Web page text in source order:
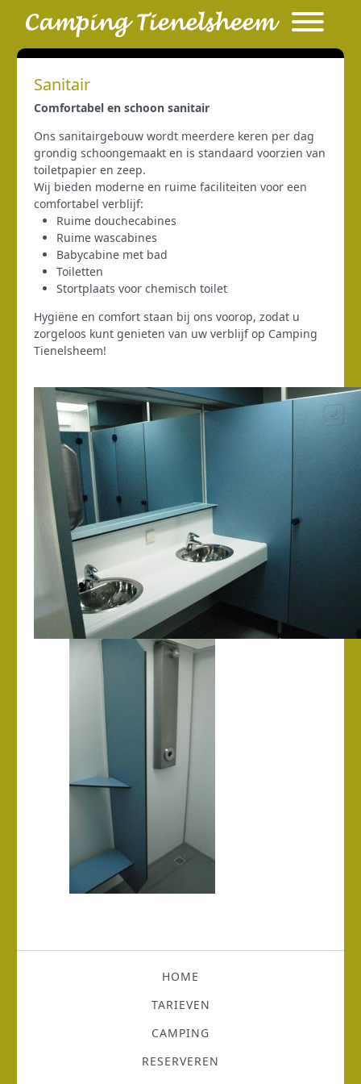
Sanitair
Comfortabel en schoon sanitair
Ons sanitairgebouw wordt meerdere keren per dag
grondig schoongemaakt en is standaard voorzien van
toiletpapier en zeep.
Wij bieden moderne en ruime faciliteiten voor een
comfortabel verblijf:
Ruime douchecabines
Ruime wascabines
Babycabine met bad
Toiletten
Stortplaats voor chemisch toilet
Hygiëne en comfort staan bij ons voorop, zodat u
zorgeloos kunt genieten van uw verblijf op Camping
Tienelsheem!
HOME
TARIEVEN
CAMPING
RESERVEREN